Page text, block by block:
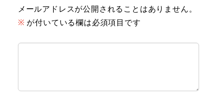
メールアドレスが公開されることはありません。
※ が付いている欄は必須項目です